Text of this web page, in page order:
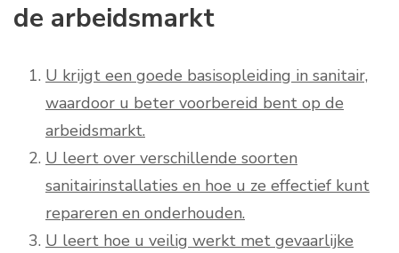
de arbeidsmarkt
U krijgt een goede basisopleiding in sanitair,
waardoor u beter voorbereid bent op de
arbeidsmarkt.
U leert over verschillende soorten
sanitairinstallaties en hoe u ze effectief kunt
repareren en onderhouden.
U leert hoe u veilig werkt met gevaarlijke